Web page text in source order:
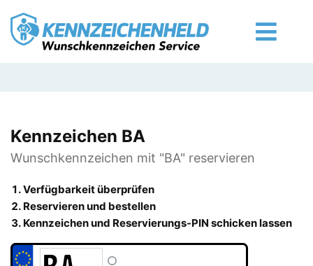
Kennzeichen BA
Wunschkennzeichen mit "BA" reservieren
Verfügbarkeit überprüfen
Reservieren und bestellen
Kennzeichen und Reservierungs-PIN schicken lassen